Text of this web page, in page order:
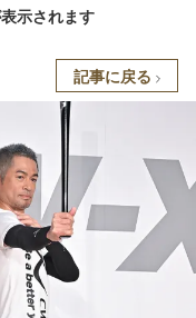
示されます
記事に戻る